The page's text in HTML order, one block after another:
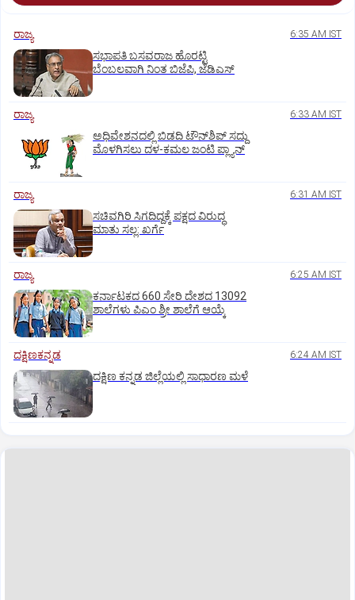
ರಾಜ್ಯ 6:35 AM IST
ಸಭಾಪತಿ ಬಸವರಾಜ ಹೊರಟ್ಟಿ
ಬೆಂಬಲವಾಗಿ ನಿಂತ ಬಿಜೆಪಿ, ಜೆಡಿಎಸ್
ರಾಜ್ಯ 6:33 AM IST
ಅಧಿವೇಶನದಲ್ಲಿ ಬಿಡದಿ ಟೌನ್‌ಶಿಪ್‌ ಸದ್ದು
ಮೊಳಗಿಸಲು ದಳ-ಕಮಲ ಜಂಟಿ ಪ್ಲ್ಯಾನ್‌
ರಾಜ್ಯ 6:31 AM IST
ಸಚಿವಗಿರಿ ಸಿಗದಿದ್ದಕ್ಕೆ ಪಕ್ಷದ ವಿರುದ್ಧ
ಮಾತು ಸಲ್ಲ: ಖರ್ಗೆ
ರಾಜ್ಯ 6:25 AM IST
ಕರ್ನಾಟಕದ 660 ಸೇರಿ ದೇಶದ 13092
ಶಾಲೆಗಳು ಪಿಎಂ ಶ್ರೀ ಶಾಲೆಗೆ ಆಯ್ಕೆ
ದಕ್ಷಿಣಕನ್ನಡ 6:24 AM IST
ದಕ್ಷಿಣ ಕನ್ನಡ ಜಿಲ್ಲೆಯಲ್ಲಿ ಸಾಧಾರಣ ಮಳೆ